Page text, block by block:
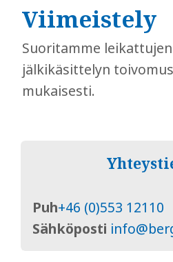
Viimeistely
Suoritamme
jälkikäsittelyn
mukaisesti.
Puh+46 (0)553 12110
Sähköposti